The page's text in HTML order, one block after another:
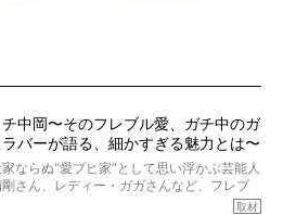
チ中岡〜そのフレブル愛、ガチ中のガ
バーが語る、細かすぎる魅力とは〜
ならぬ“愛ブヒ家”として思い浮かぶ芸能人
さん、レディー・ガガさんなど、フレブ
方が多いと思います。が、ロッチ中岡さん取材